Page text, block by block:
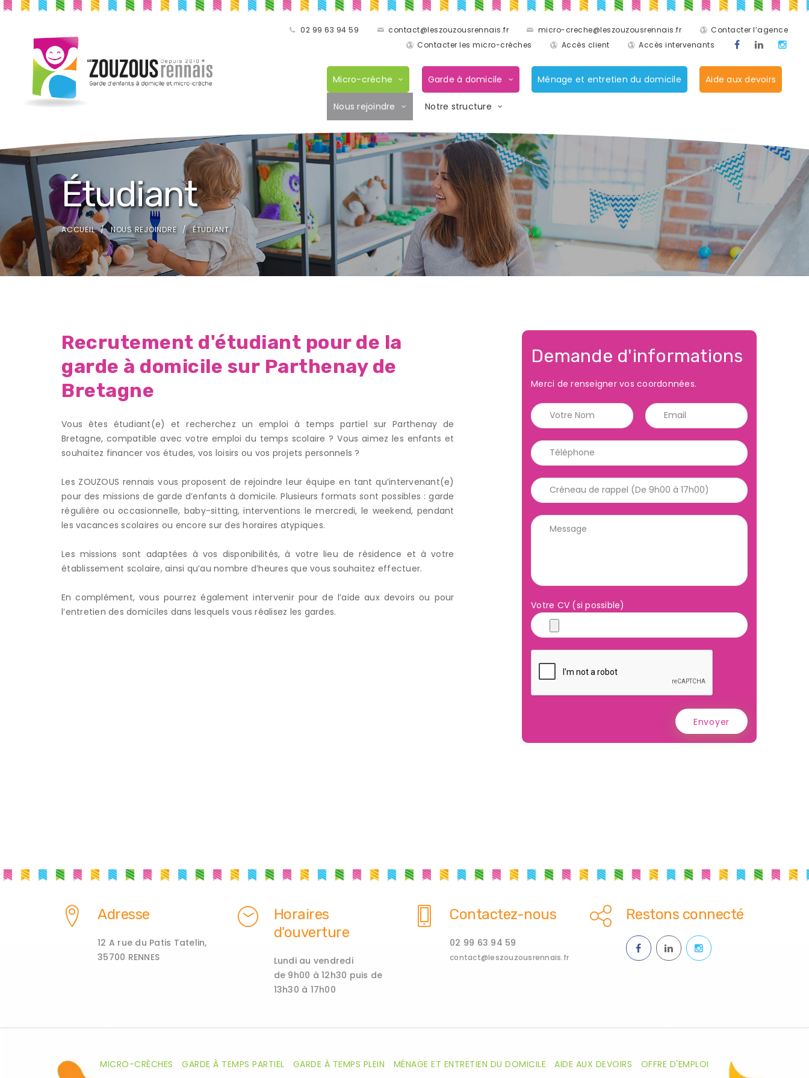
02 99 63 94 59 contact@leszouzousrennais.fr micro-creche@leszouzousrennais.fr
Contacter l’agence
Contacter les micro-crèches
Accès client Accès intervenants
Micro-crèche Garde à domicile Ménage et entretien du domicile Aide aux devoirs
Nous rejoindre Notre structure
Étudiant
ACCUEIL NOUS REJOINDRE ÉTUDIANT
Recrutement d'étudiant pour de la
garde à domicile sur Parthenay de
Bretagne
Vous êtes étudiant(e) et recherchez un emploi à temps partiel sur Parthenay de
Bretagne, compatible avec votre emploi du temps scolaire ? Vous aimez les enfants et
souhaitez financer vos études, vos loisirs ou vos projets personnels ?
Les ZOUZOUS rennais vous proposent de rejoindre leur équipe en tant qu’intervenant(e)
pour des missions de garde d’enfants à domicile. Plusieurs formats sont possibles : garde
régulière ou occasionnelle, baby-sitting, interventions le mercredi, le weekend, pendant
les vacances scolaires ou encore sur des horaires atypiques.
Les missions sont adaptées à vos disponibilités, à votre lieu de résidence et à votre
établissement scolaire, ainsi qu’au nombre d’heures que vous souhaitez effectuer.
En complément, vous pourrez également intervenir pour de l’aide aux devoirs ou pour
l’entretien des domiciles dans lesquels vous réalisez les gardes.
Demande d'informations
Merci de renseigner vos coordonnées.
Votre CV (si possible)
Envoyer
Adresse
12 A rue du Patis Tatelin,
35700 RENNES
Horaires
d'ouverture
Lundi au vendredi
de 9h00 à 12h30 puis de
13h30 à 17h00
Contactez-nous
02 99 63 94 59
contact@leszouzousrennais.fr
Restons connecté
MICRO-CRÈCHES GARDE À TEMPS PARTIEL GARDE À TEMPS PLEIN MÉNAGE ET ENTRETIEN DU DOMICILE AIDE AUX DEVOIRS OFFRE D'EMPLOI